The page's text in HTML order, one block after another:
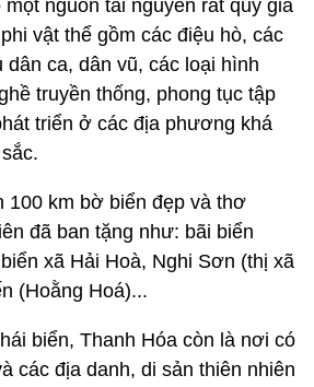
nguồn tài nguyên rất quý giá
vật thể gồm các điệu hò, các
dân ca, dân vũ, các loại hình
truyền thống, phong tục tập
triển ở các địa phương khá
100 km bờ biển đẹp và thơ
đã ban tặng như: bãi biển
xã Hải Hoà, Nghi Sơn (thị xã
(Hoằng Hoá)...
biển, Thanh Hóa còn là nơi có
các địa danh, di sản thiên nhiên